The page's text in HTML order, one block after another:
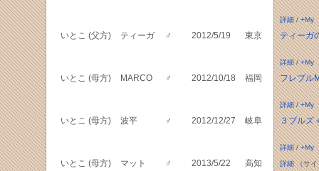
詳細/+My
いとこ (父方) ティーガ ♂ 2012/5/19 東京 ティーガ
詳細/+My
いとこ (母方) MARCO ♂ 2012/10/18 福岡 フレブル
詳細/+My
いとこ (母方) 波平 ♂ 2012/12/27 岐阜 ３ブルズ
詳細/+My
いとこ (母方) マット ♂ 2013/5/22 高知 詳細（サイ